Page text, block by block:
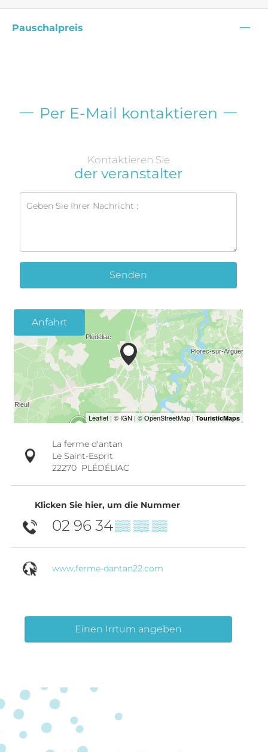
Pauschalpreis —
Per E-Mail kontaktieren
Kontaktieren Sie
der veranstalter
Senden
Anfahrt
La ferme d'antan
Le Saint-Esprit
22270 PLÉDÉLIAC
Klicken Sie hier, um die Nummer
02 96 34▒▒ ▒▒ ▒▒
www.ferme-dantan22.com
Einen Irrtum angeben